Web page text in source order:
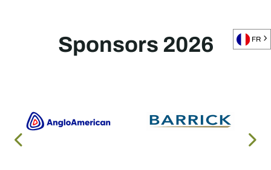
Sponsors 2026 FR